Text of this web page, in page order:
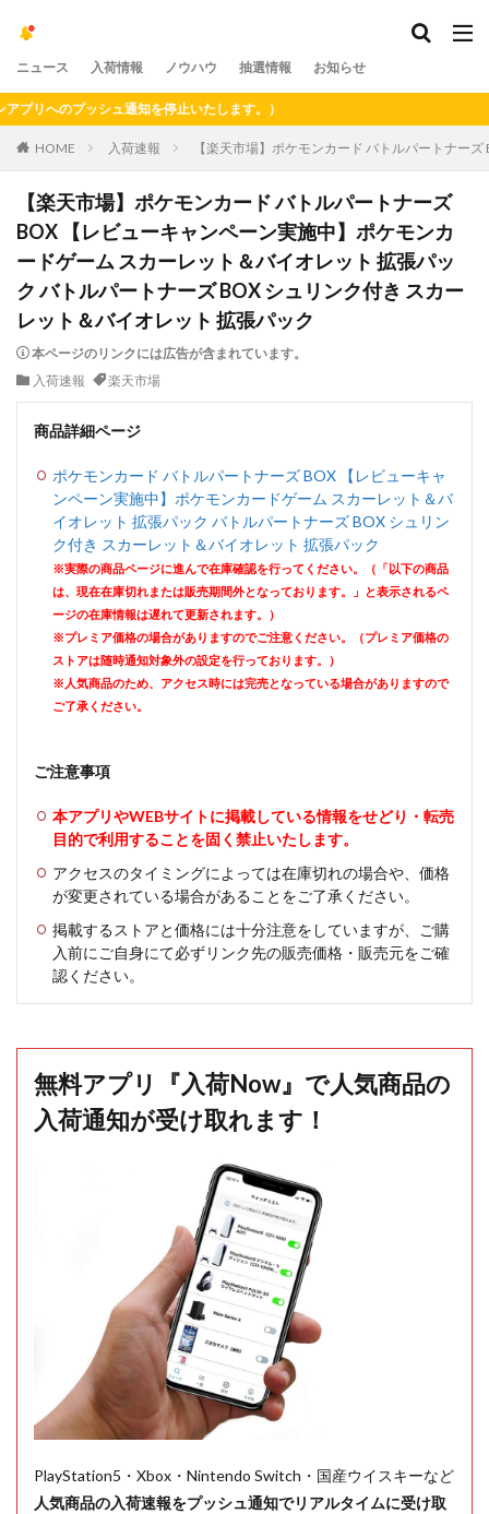
ニュース 入荷情報 ノウハウ 抽選情報 お知らせ
のプッシュ通知を停止いたします。）
HOME 入荷速報 【楽天市場】ポケモンカード バトルパートナー
【楽天市場】ポケモンカード バトルパートナーズ
BOX 【レビューキャンペーン実施中】ポケモンカ
ードゲーム スカーレット＆バイオレット 拡張パッ
ク バトルパートナーズ BOX シュリンク付き スカー
レット＆バイオレット 拡張パック
本ページのリンクには広告が含まれています。
入荷速報
楽天市場
商品詳細ページ
ポケモンカード バトルパートナーズ BOX 【レビューキャ
ンペーン実施中】ポケモンカードゲーム スカーレット＆バ
イオレット 拡張パック バトルパートナーズ BOX シュリン
ク付き スカーレット＆バイオレット 拡張パック
※実際の商品ページに進んで在庫確認を行ってください。（「以下の商品
は、現在在庫切れまたは販売期間外となっております。」と表示されるペ
ージの在庫情報は遅れて更新されます。）
※プレミア価格の場合がありますのでご注意ください。（プレミア価格の
ストアは随時通知対象外の設定を行っております。）
※人気商品のため、アクセス時には完売となっている場合がありますので
ご了承ください。
ご注意事項
本アプリやWEBサイトに掲載している情報をせどり・転売
目的で利用することを固く禁止いたします。
アクセスのタイミングによっては在庫切れの場合や、価格
が変更されている場合があることをご了承ください。
掲載するストアと価格には十分注意をしていますが、ご購
入前にご自身にて必ずリンク先の販売価格・販売元をご確
認ください。
無料アプリ『入荷Now』で人気商品の
入荷通知が受け取れます！
PlayStation5・Xbox・Nintendo Switch・国産ウイスキーなど
人気商品の入荷速報をプッシュ通知でリアルタイムに受け取